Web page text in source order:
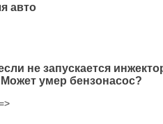
авто
не запускается
умер бензонасос?